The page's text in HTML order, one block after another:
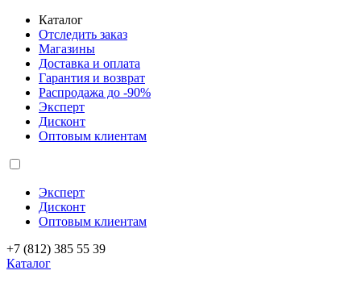
Каталог
Отследить заказ
Магазины
Доставка и оплата
Гарантия и возврат
Распродажа до -90%
Эксперт
Дисконт
Оптовым клиентам
Эксперт
Дисконт
Оптовым клиентам
+7 (812) 385 55 39
Каталог